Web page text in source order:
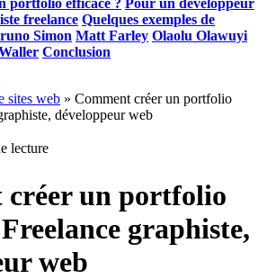
portfolio efficace ? Pour un développeur
freelance Quelques exemples de
Simon Matt Farley Olaolu Olawuyi
Conclusion
sites web » Comment créer un portfolio
développeur web
lecture
créer un portfolio
graphiste,
web